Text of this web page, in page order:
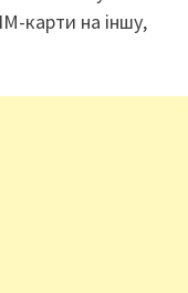
карти на іншу,